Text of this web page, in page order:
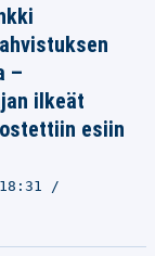
–
ilkeät
esiin